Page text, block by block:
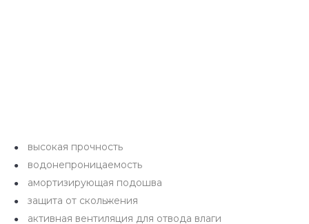
высокая прочность
водонепроницаемость
амортизирующая подошва
защита от скольжения
активная вентиляция для отвода влаги